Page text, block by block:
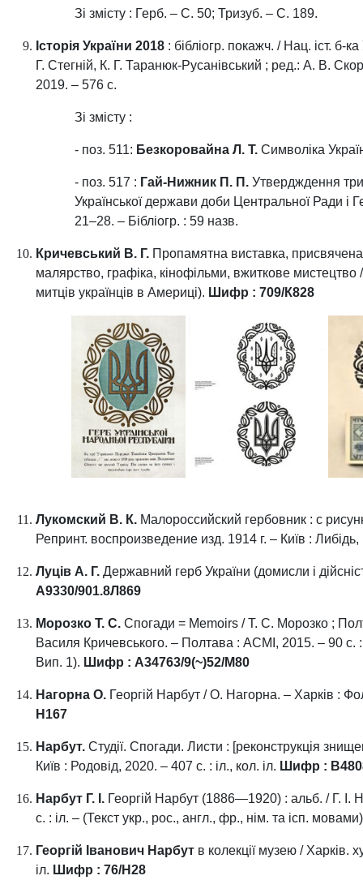
Зі змісту : Герб. – С. 50; Тризуб. – С. 189.
Історія України 2018 : бібліогр. покажч. / Нац. іст.
Г. Стегній, К. Г. Таранюк-Русанівський ; ред.: А. В.
2019. – 576 с.
Зі змісту :
- поз. 511: Безкоровайна Л. Т. Символіка
- поз. 517 : Гай-Нижник П. П. Утвердждення
Української держави доби Центральної Ради
21–28. – Бібліогр. : 59 назв.
Кричевський В. Г. Пропамятна виставка,
малярство, графiка, кiнофiльми, вжиткове
митцiв українцiв в Америцi). Шифр : 709/К828
Лукомский В. К. Малороссийский гербовник : с
Репринт. воспроизведение изд. 1914 г. – Київ :
Луців А. Г. Державний герб України (домисли і
А9330/901.8Л869
Морозко Т. С. Спогади = Memoirs / Т. С. Морозко ;
Василя Кричевського. – Полтава : АСМІ, 2015. – 90 с.
Вип. 1). Шифр : А34763/9(~)52/М80
Нагорна О. Георгій Нарбут / О. Нагорна. – Харків :
Н167
Нарбут. Студії. Спогади. Листи : [реконструкція
Київ : Родовід, 2020. – 407 с. : іл., кол. іл. Шифр :
Нарбут Г. І. Георгій Нарбут (1886—1920) : альб. / Г. І.
с. : іл. – (Текст укр., рос., англ., фр., нім. та ісп.
Георгій Іванович Нарбут в колекції музею / Харків.
іл. Шифр : 76/Н28